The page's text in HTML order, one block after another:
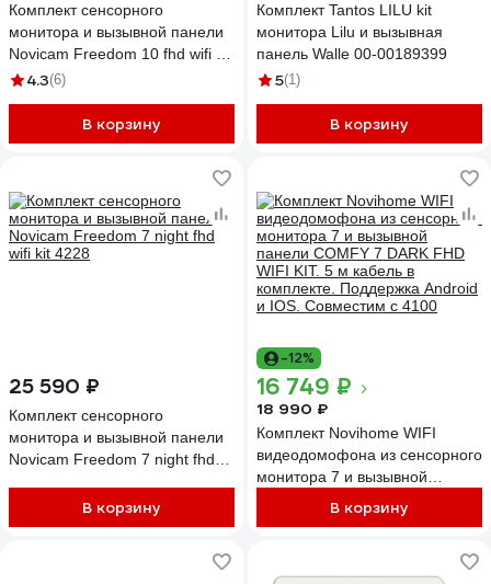
Комплект сенсорного
монитора и вызывной панели
Novicam Freedom 10 fhd wifi kit
4229
4.3(6)
В корзину
Комплект Tantos LILU kit
монитора Lilu и вызывная
панель Walle 00-00189399
5(1)
В корзину
25 590 ₽
Комплект сенсорного
монитора и вызывной панели
Novicam Freedom 7 night fhd
В корзину
-12%
16 749 ₽
18 990 ₽
Комплект Novihome WIFI
видеодомофона из сенсорного
монитора 7 и вызывной
WIFI KIT. 5 м кабель в
В корзину